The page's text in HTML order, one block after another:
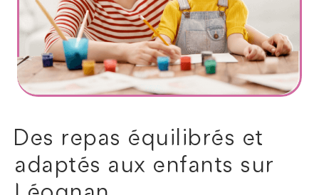
Des repas équilibrés et
adaptés aux enfants sur
Petits travaux de bricolage
Autres services
Informations supplémentaires du besoin